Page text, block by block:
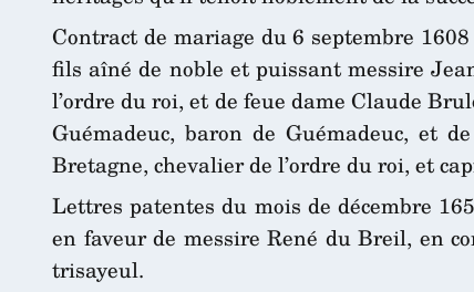
Contract de mariage du 6 septembre
fils aîné de noble et puissant messire
l’ordre du roi, et de feue dame Claude
Guémadeuc, baron de Guémadeuc, et
Bretagne, chevalier de l’ordre du roi, et
Lettres patentes du mois de décembre
en faveur de messire René du Breil, en
trisayeul.